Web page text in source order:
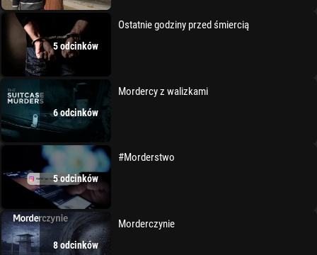
5 odcinków
Ostatnie godziny przed śmiercią
6 odcinków
Mordercy z walizkami
5 odcinków
#Morderstwo
8 odcinków
Morderczynie